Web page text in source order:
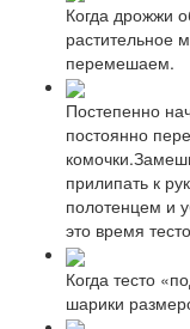
Когда дрожжи
растительное
перемешаем.
Постепенно
постоянно
прилипать к
полотенцем и
это время
Когда тесто
шарики